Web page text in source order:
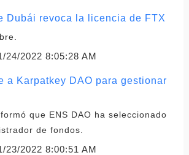
Dubái revoca la licencia de FTX
24/2022 8:05:28 AM
a Karpatkey DAO para gestionar
que ENS DAO ha seleccionado
de fondos.
23/2022 8:00:51 AM